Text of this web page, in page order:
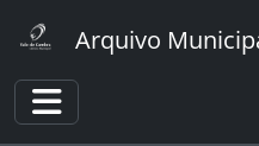
Arquivo
Toggle navigation